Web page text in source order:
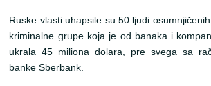
Ruske vlasti uhapsile su 50 ljudi
kriminalne grupe koja je od banaka i
ukrala 45 miliona dolara, pre svega sa
banke Sberbank.